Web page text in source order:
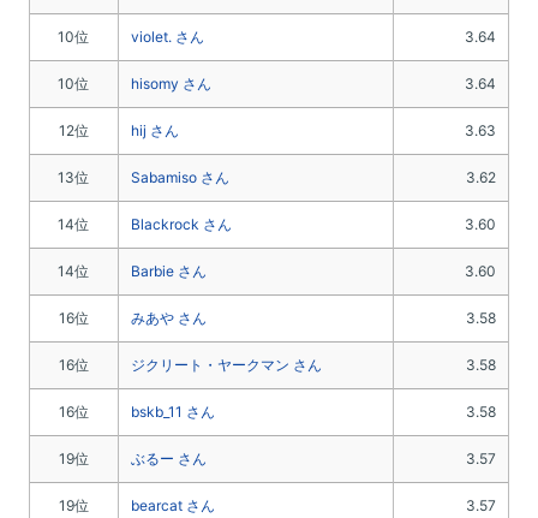
10位 violet. さん 3.64
10位 hisomy さん 3.64
12位 hij さん 3.63
13位 Sabamiso さん 3.62
14位 Blackrock さん 3.60
14位 Barbie さん 3.60
16位 みあや さん 3.58
16位 ジクリート・ヤークマン さん 3.58
16位 bskb_11 さん 3.58
19位 ぶるー さん 3.57
19位 bearcat さん 3.57